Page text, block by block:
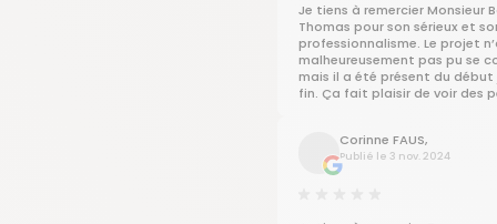
Je tiens à remercier Monsieur
Thomas pour son sérieux et
professionnalisme. Le projet
malheureusement pas pu se
mais il a été présent du début
fin. Ça fait plaisir de voir des
Corinne FAUS,
Publié le 3 nov. 2024